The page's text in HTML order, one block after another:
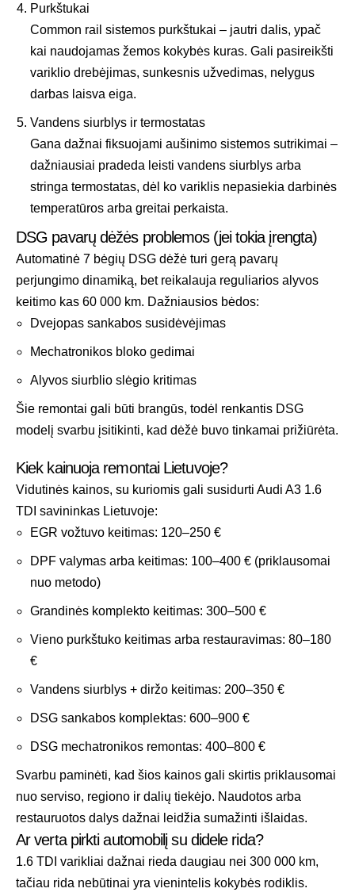
Purkštukai
Common rail sistemos purkštukai – jautri dalis, ypač
kai naudojamas žemos kokybės kuras. Gali pasireikšti
variklio drebėjimas, sunkesnis užvedimas, nelygus
darbas laisva eiga.
Vandens siurblys ir termostatas
Gana dažnai fiksuojami aušinimo sistemos sutrikimai –
dažniausiai pradeda leisti vandens siurblys arba
stringa termostatas, dėl ko variklis nepasiekia darbinės
temperatūros arba greitai perkaista.
DSG pavarų dėžės problemos (jei tokia įrengta)
Automatinė 7 bėgių DSG dėžė turi gerą pavarų
perjungimo dinamiką, bet reikalauja reguliarios alyvos
keitimo kas 60 000 km. Dažniausios bėdos:
Dvejopas sankabos susidėvėjimas
Mechatronikos bloko gedimai
Alyvos siurblio slėgio kritimas
Šie remontai gali būti brangūs, todėl renkantis DSG
modelį svarbu įsitikinti, kad dėžė buvo tinkamai prižiūrėta.
Kiek kainuoja remontai Lietuvoje?
Vidutinės kainos, su kuriomis gali susidurti Audi A3 1.6
TDI savininkas Lietuvoje:
EGR vožtuvo keitimas: 120–250 €
DPF valymas arba keitimas: 100–400 € (priklausomai
nuo metodo)
Grandinės komplekto keitimas: 300–500 €
Vieno purkštuko keitimas arba restauravimas: 80–180
€
Vandens siurblys + diržo keitimas: 200–350 €
DSG sankabos komplektas: 600–900 €
DSG mechatronikos remontas: 400–800 €
Svarbu paminėti, kad šios kainos gali skirtis priklausomai
nuo serviso, regiono ir dalių tiekėjo. Naudotos arba
restauruotos dalys dažnai leidžia sumažinti išlaidas.
Ar verta pirkti automobilį su didele rida?
1.6 TDI varikliai dažnai rieda daugiau nei 300 000 km,
tačiau rida nebūtinai yra vienintelis kokybės rodiklis.